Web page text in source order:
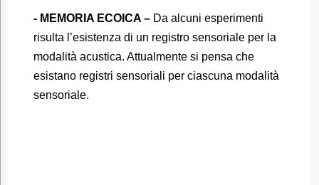
- MEMORIA ECOICA – Da alcuni esperimenti
risulta l’esistenza di un registro sensoriale per la
modalità acustica. Attualmente si pensa che
esistano registri sensoriali per ciascuna modalità
sensoriale.